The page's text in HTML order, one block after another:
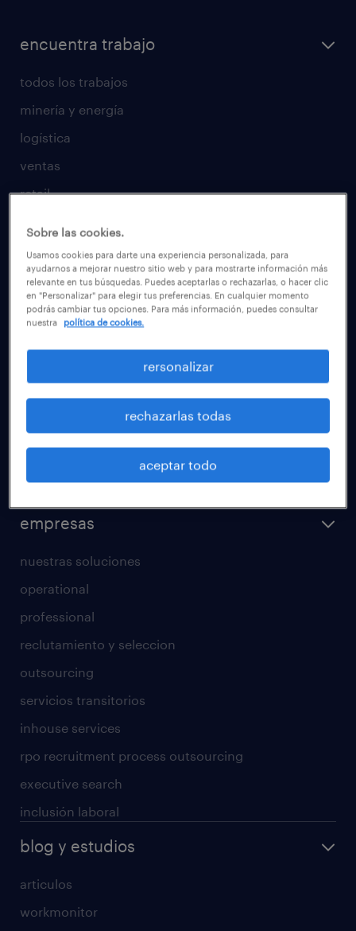
encuentra trabajo
todos los trabajos
minería y energía
logística
ventas
retail
tiempo completo
trabaja con nosotros
candidatos
consejos laborales
áreas de especializacion
calculadora salarial
operational
regístrate
empresas
nuestras soluciones
operational
professional
reclutamiento y seleccion
outsourcing
servicios transitorios
inhouse services
rpo recruitment process outsourcing
executive search
inclusión laboral
blog y estudios
articulos
workmonitor
Sobre las cookies.
Usamos cookies para darte una experiencia personalizada, para
ayudarnos a mejorar nuestro sitio web y para mostrarte información más
relevante en tus búsquedas. Puedes aceptarlas o rechazarlas, o hacer clic
en "Personalizar" para elegir tus preferencias. En cualquier momento
podrás cambiar tus opciones. Para más información, puedes consultar
nuestra
política de cookies.
rersonalizar
rechazarlas todas
aceptar todo